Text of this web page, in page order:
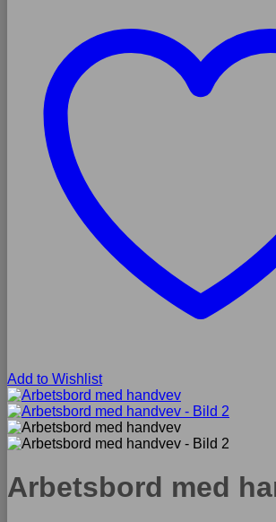
Add to Wishlist
Arbetsbord med